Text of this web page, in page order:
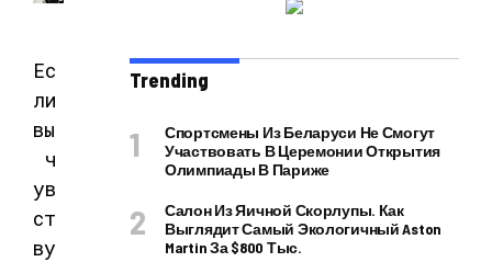
Ес
ли
вы
ч
ув
ст
ву
Trending
Спортсмены Из Беларуси Не Смогут
Участвовать В Церемонии Открытия
Олимпиады В Париже
Салон Из Яичной Скорлупы. Как
Выглядит Самый Экологичный Aston
Martin За $800 Тыс.